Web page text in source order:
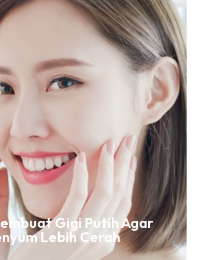
Gigi Putih Agar
Lebih Cerah